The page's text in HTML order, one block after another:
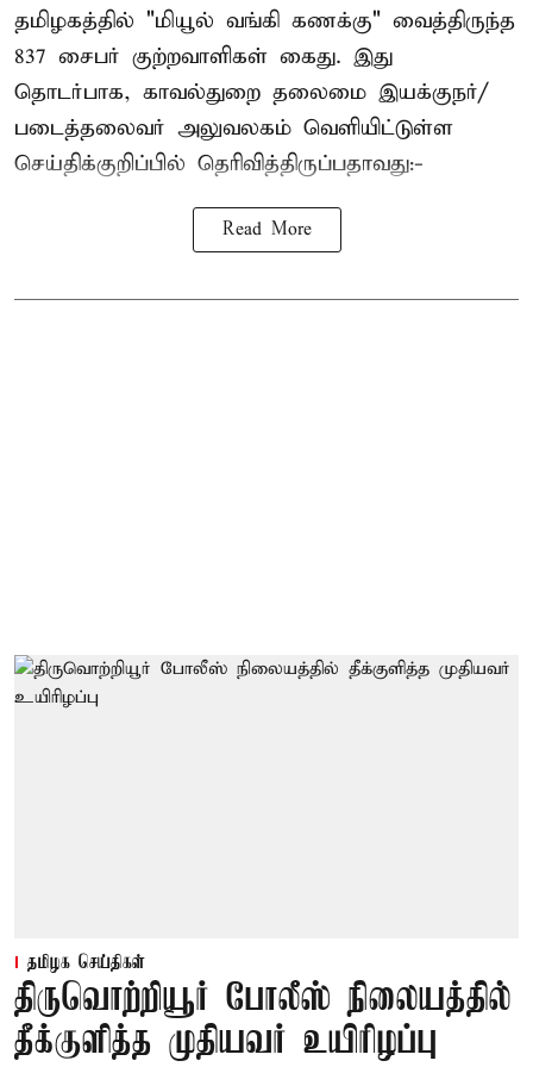
தமிழகத்தில் "மியூல் வங்கி கணக்கு" வைத்திருந்த
837 சைபர் குற்றவாளிகள் கைது. இது
தொடர்பாக, காவல்துறை தலைமை இயக்குநர்/
படைத்தலைவர் அலுவலகம் வெளியிட்டுள்ள
செய்திக்குறிப்பில் தெரிவித்திருப்பதாவது:-
Read More
தமிழக செய்திகள்
திருவொற்றியூர் போலீஸ் நிலையத்தில்
தீக்குளித்த முதியவர் உயிரிழப்பு